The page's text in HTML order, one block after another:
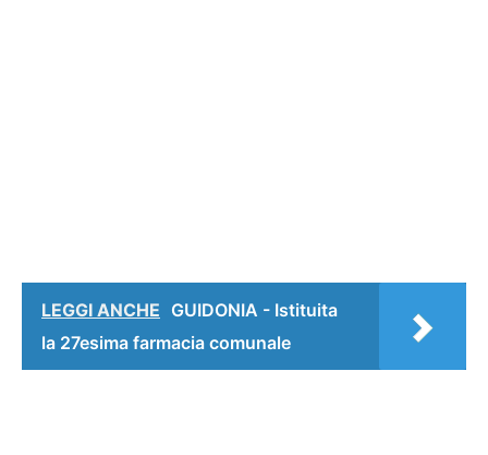
LEGGI ANCHE GUIDONIA - Istituita
la 27esima farmacia comunale